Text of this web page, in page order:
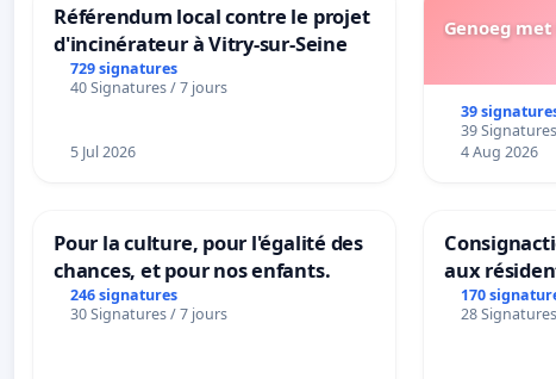
Références
1 Office for National Statistics U. La prévalence des
Londres, 2021
https://www.ons.gov.uk/news/statementsandletters/
(consulté le 11 mars 2021).
3 National Institute for Health and Care Excellence,
: managing the long-term effects of COVID-19. NICE
Référendum local contre le projet
d'incinérateur à Vitry-sur-Seine
729 signatures
40 Signatures / 7 jours
5 Jul 2026
Genoeg
39
39
4 Aug 2026
Pour la culture, pour l'égalité des
chances, et pour nos enfants.
246 signatures
30 Signatures / 7 jours
aux
170
28